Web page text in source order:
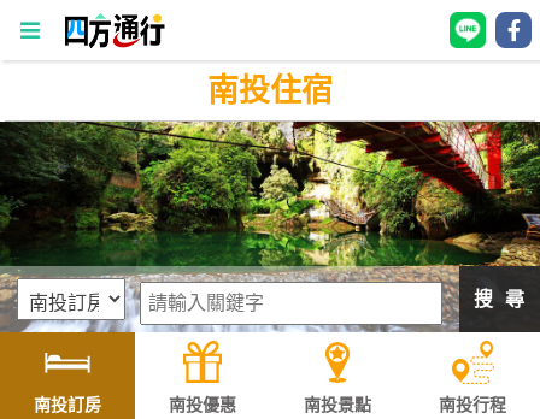
四
方
通
行
訂
房
灣
訂
南投住宿
搜 尋
南投訂房 南投優惠 南投景點 南投行程